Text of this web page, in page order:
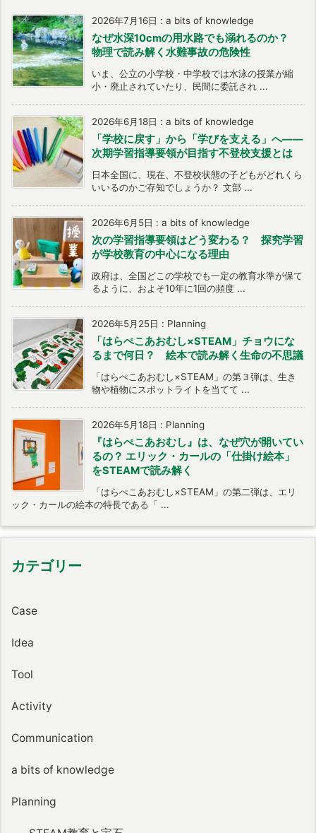
2026年7月16日 : a bits of knowledge
なぜ水深10cmの用水路でも溺れるのか？
物理で読み解く水難事故の危険性
いま、公立の小学校・中学校では水泳の授業が縮
小・廃止されていたり、民間に委託され ...
2026年6月18日 : a bits of knowledge
「学校に戻す」から「学びを支える」へ――
次期学習指導要領が目指す不登校支援とは
日本全国に、現在、不登校状態の子どもがどれくら
いいるのかご存知でしょうか？ 文部 ...
2026年6月5日 : a bits of knowledge
次の学習指導要領はどう変わる？ 探究学習
が学校教育の中心になる理由
政府は、全国どこの学校でも一定の教育水準が保て
るように、およそ10年に1回の頻度 ...
2026年5月25日 : Planning
「はらぺこあおむし×STEAM」チョウにな
るまで何日？ 絵本で読み解く生命の不思議
「はらぺこあおむし×STEAM」の第３弾は、生き
物や植物にスポットライトを当てて ...
2026年5月18日 : Planning
『はらぺこあおむし』は、なぜ穴が開いてい
るの？ エリック・カールの「仕掛け絵本」
をSTEAMで読み解く
「はらぺこあおむし×STEAM」の第二弾は、エリ
ック・カールの絵本の特長である「 ...
カテゴリー
Case
Idea
Tool
Activity
Communication
a bits of knowledge
Planning